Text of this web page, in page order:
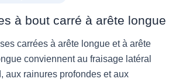
à bout carré à arête longue
carrées à arête longue et à arête
conviennent au fraisage latéral
aux rainures profondes et aux